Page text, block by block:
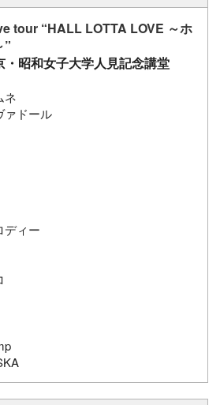
tour “HALL LOTTA LOVE ～ホ
”
・昭和女子大学人見記念講堂
ネ
ァドール
ディー